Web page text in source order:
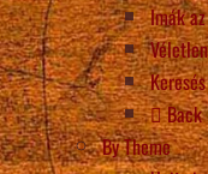
Imák
Keresés
Back
By Theme